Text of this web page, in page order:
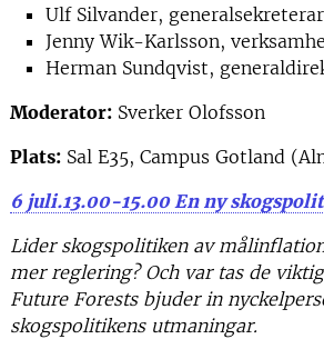
Ulf Silvander,
Jenny Wik-Karlsson,
Herman Sundqvist,
Moderator: Sverker Olofsson
Plats: Sal E35, Campus Gotland
6 juli.13.00-15.00 En ny
Lider skogspolitiken av
mer reglering? Och var tas de
Future Forests bjuder in
skogspolitikens utmaningar.